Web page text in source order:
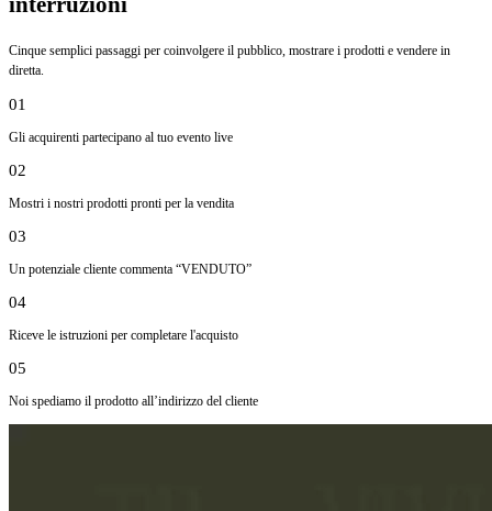
Cinque semplici passaggi per coinvolgere il pubblico, mostrare i prodotti e vendere in
diretta.
01
Gli acquirenti partecipano al tuo evento live
02
Mostri i nostri prodotti pronti per la vendita
03
Un potenziale cliente commenta “VENDUTO”
04
Riceve le istruzioni per completare l'acquisto
05
Noi spediamo il prodotto all’indirizzo del cliente